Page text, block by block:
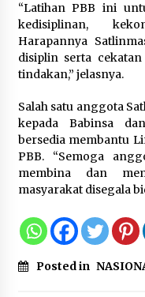
“Latihan PBB ini
kedisiplinan,
Harapannya
disiplin serta
tindakan,” jelasnya.
Salah satu anggota
kepada Babinsa
bersedia membantu
PBB. “Semoga
membina dan
masyarakat disegala
Posted in